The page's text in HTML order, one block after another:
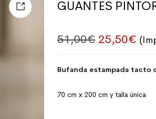
GUANTES
51,00€ El precio
25,50€ El
Bufanda estampada tacto
70 cm x 200 cm y talla única